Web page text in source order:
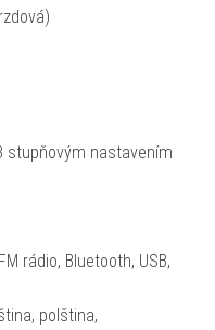
stupňovým nastavením
rádio, Bluetooth, USB,
polština,